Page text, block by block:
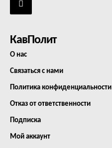
КавПолит
О нас
Связаться с нами
Политика конфиденциальности
Отказ от ответственности
Подписка
Мой аккаунт